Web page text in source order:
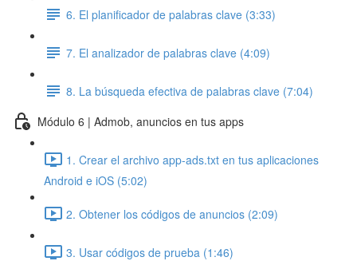
6. El planificador de palabras clave (3:33)
7. El analizador de palabras clave (4:09)
8. La búsqueda efectiva de palabras clave (7:04)
Módulo 6 | Admob, anuncios en tus apps
1. Crear el archivo app-ads.txt en tus aplicaciones
Android e iOS (5:02)
2. Obtener los códigos de anuncios (2:09)
3. Usar códigos de prueba (1:46)